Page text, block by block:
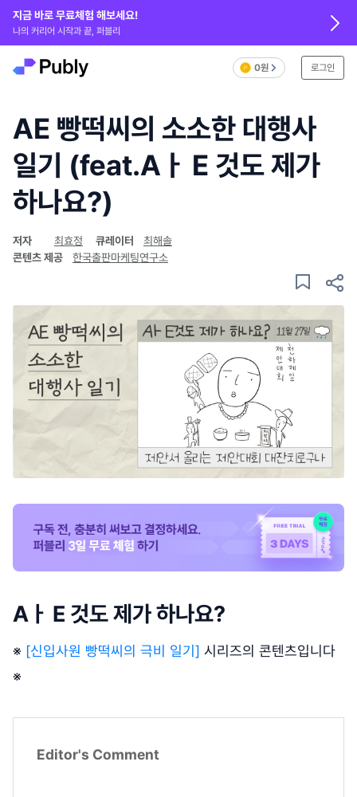
지금 바로 무료체험 해보세요!
나의 커리어 시작과 끝, 퍼블리
0원 로그인
AE 빵떡씨의 소소한 대행사
일기 (feat.Aㅏ E 것도 제가
하나요?)
저자 최효정 큐레이터
최해솔
콘텐츠 제공
한국출판마케팅연구소
Aㅏ E 것도 제가 하나요?
※ [신입사원 빵떡씨의 극비 일기] 시리즈의 콘텐츠입니다
※
Editor's Comment